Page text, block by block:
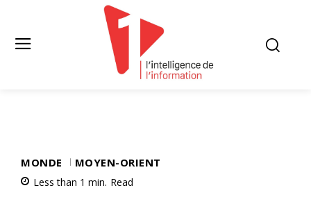
MONDE MOYEN-ORIENT
Less than 1 min. Read